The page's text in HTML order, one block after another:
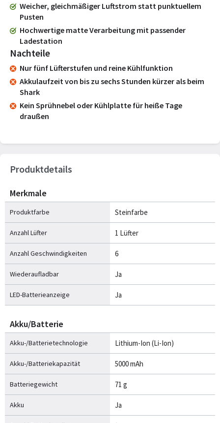
Weicher, gleichmäßiger Luftstrom statt punktuellem
Pusten
Hochwertige matte Verarbeitung mit passender
Ladestation
Nachteile
Nur fünf Lüfterstufen und reine Kühlfunktion
Akkulaufzeit von bis zu sechs Stunden kürzer als beim
Shark
Kein Sprühnebel oder Kühlplatte für heiße Tage
draußen
Produktdetails
Merkmale
Produktfarbe Steinfarbe
Anzahl Lüfter 1 Lüfter
Anzahl Geschwindigkeiten 6
Wiederaufladbar Ja
LED-Batterieanzeige Ja
Akku/Batterie
Akku-/Batterietechnologie Lithium-Ion (Li-Ion)
Akku-/Batteriekapazität 5000 mAh
Batteriegewicht 71 g
Akku Ja